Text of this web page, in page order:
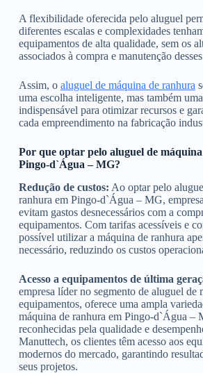
A flexibilidade oferecida pelo aluguel
diferentes escalas e complexidades
equipamentos de alta qualidade, sem os
associados à compra e manutenção
Assim, o aluguel de máquina de ranhura
uma escolha inteligente, mas também
indispensável para otimizar recursos e
cada empreendimento na fabricação
Por que optar pelo aluguel de
Pingo-d`Água – MG?
Redução de custos: Ao optar pelo
ranhura em Pingo-d`Água – MG,
evitam gastos desnecessários com a
equipamentos. Com tarifas acessíveis e
possível utilizar a máquina de ranhura
necessário, reduzindo os custos
Acesso a equipamentos de última
empresa líder no segmento de aluguel de
equipamentos, oferece uma ampla
máquina de ranhura em Pingo-d`Água –
reconhecidas pela qualidade e
Manuttech, os clientes têm acesso aos
modernos do mercado, garantindo
seus projetos.